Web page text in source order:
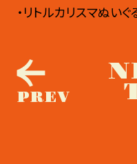
・リトルカリスマぬいぐ
PREV